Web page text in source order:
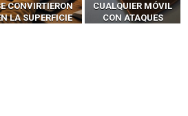
MÓVIL
CON ATAQUES
MÓVILES SIN
‘HACKEAR’ — EL